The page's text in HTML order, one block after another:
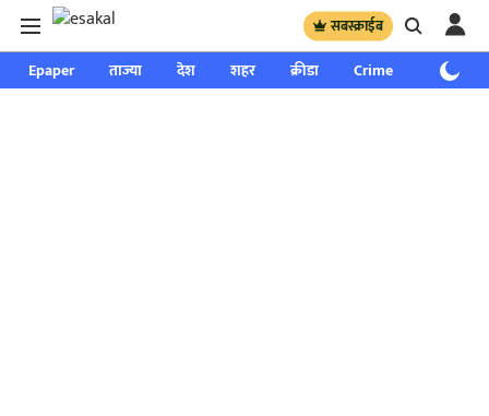
सबस्क्राईब
Epaper ताज्या देश शहर क्रीडा Crime साप्ताहिक